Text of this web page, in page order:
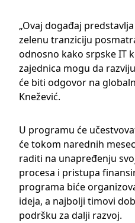
„Ovaj događaj
zelenu tranziciju
odnosno kako srpske IT
zajednica mogu da
će biti odgovor na
Knežević.
U programu će
će tokom narednih
raditi na unapređenju
procesa i pristupa
programa biće
ideja, a najbolji timovi
podršku za dalji razvoj.